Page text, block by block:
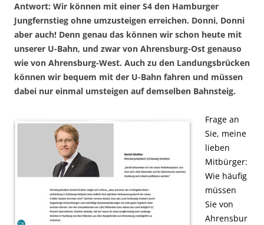
Antwort: Wir können mit einer S4 den Hamburger
Jungfernstieg ohne umzusteigen erreichen. Donni, Donni
aber auch! Denn genau das können wir schon heute mit
unserer U-Bahn, und zwar von Ahrensburg-Ost genauso
wie von Ahrensburg-West. Auch zu den Landungsbrücken
können wir bequem mit der U-Bahn fahren und müssen
dabei nur einmal umsteigen auf demselben Bahnsteig.
Frage an
Sie, meine
lieben
Mitbürger:
Wie häufig
müssen
Sie von
Ahrensbur